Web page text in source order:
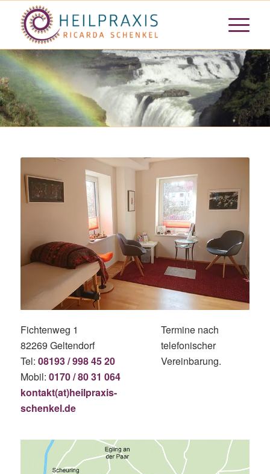
Fichtenweg 1
82269 Geltendorf
Tel: 08193 / 998 45 20
Mobil: 0170 / 80 31 064
kontakt(at)heilpraxis-
schenkel.de
Termine nach
telefonischer
Vereinbarung.